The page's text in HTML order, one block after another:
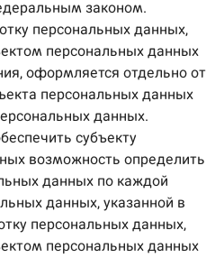
законом.
персональных данных,
персональных данных
оформляется отдельно от
персональных данных
данных.
субъекту
возможность определить
данных по каждой
данных, указанной в
персональных данных,
персональных данных